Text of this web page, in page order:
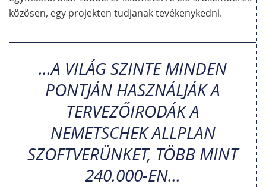
közösen, egy projekten tudjanak tevékenykedni.
...A VILÁG SZINTE MINDEN
PONTJÁN HASZNÁLJÁK A
TERVEZŐIRODÁK A
NEMETSCHEK ALLPLAN
SZOFTVERÜNKET, TÖBB MINT
240.000-EN...